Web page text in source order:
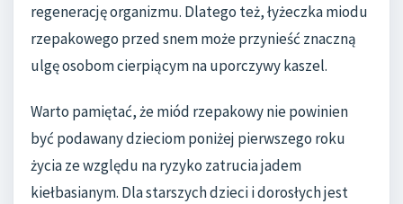
regenerację organizmu. Dlatego też, łyżeczka miodu
rzepakowego przed snem może przynieść znaczną
ulgę osobom cierpiącym na uporczywy kaszel.
Warto pamiętać, że miód rzepakowy nie powinien
być podawany dzieciom poniżej pierwszego roku
życia ze względu na ryzyko zatrucia jadem
kiełbasianym. Dla starszych dzieci i dorosłych jest